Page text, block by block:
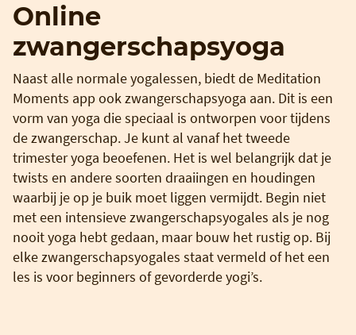
Online
zwangerschapsyoga
Naast alle normale yogalessen, biedt de Meditation
Moments app ook zwangerschapsyoga aan. Dit is een
vorm van yoga die speciaal is ontworpen voor tijdens
de zwangerschap. Je kunt al vanaf het tweede
trimester yoga beoefenen. Het is wel belangrijk dat je
twists en andere soorten draaiingen en houdingen
waarbij je op je buik moet liggen vermijdt. Begin niet
met een intensieve zwangerschapsyogales als je nog
nooit yoga hebt gedaan, maar bouw het rustig op. Bij
elke zwangerschapsyogales staat vermeld of het een
les is voor beginners of gevorderde yogi’s.